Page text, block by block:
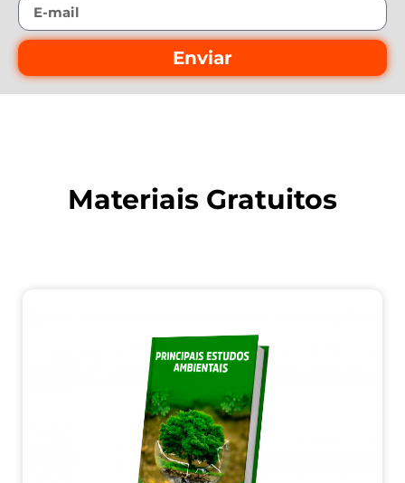
Enviar
Materiais Gratuitos